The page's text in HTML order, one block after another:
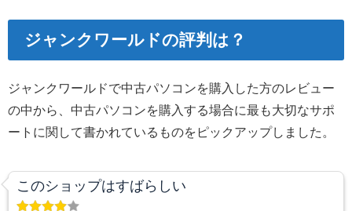
ジャンクワールドの評判は？
ジャンクワールドで中古パソコンを購入した方のレビュー
の中から、中古パソコンを購入する場合に最も大切なサポ
ートに関して書かれているものをピックアップしました。
このショップはすばらしい